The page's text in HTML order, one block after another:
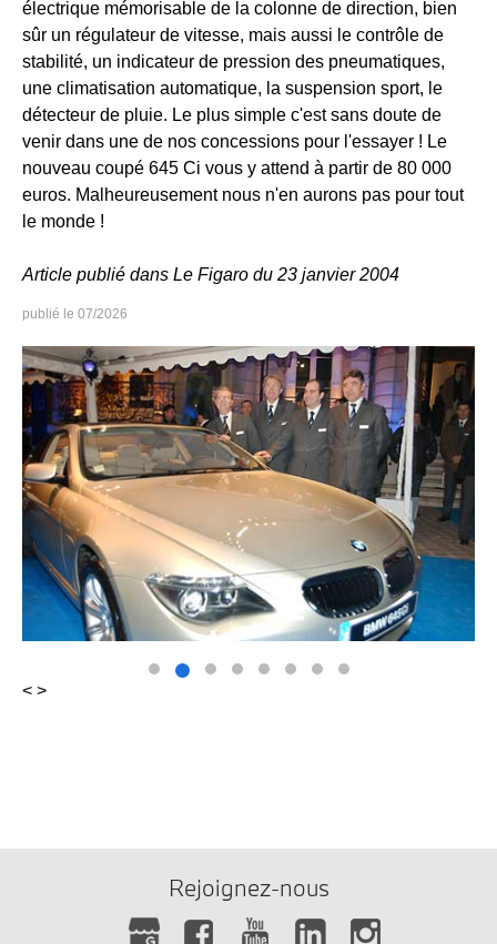
électrique mémorisable de la colonne de direction, bien
sûr un régulateur de vitesse, mais aussi le contrôle de
stabilité, un indicateur de pression des pneumatiques,
une climatisation automatique, la suspension sport, le
détecteur de pluie. Le plus simple c'est sans doute de
venir dans une de nos concessions pour l'essayer ! Le
nouveau coupé 645 Ci vous y attend à partir de 80 000
euros. Malheureusement nous n'en aurons pas pour tout
le monde !
Article publié dans Le Figaro du 23 janvier 2004
07/2026
< >
Rejoignez-nous